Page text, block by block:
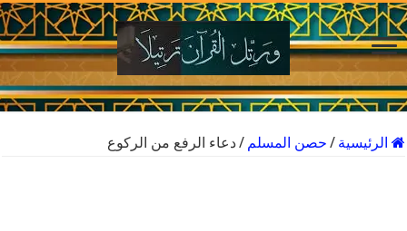
الرئيسية / حصن المسلم / دعاء الرفع من الركوع